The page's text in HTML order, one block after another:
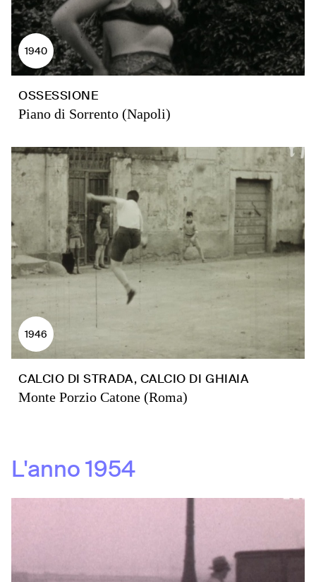
1940
OSSESSIONE
Piano di Sorrento (Napoli)
1946
CALCIO DI STRADA, CALCIO DI GHIAIA
Monte Porzio Catone (Roma)
L'anno1954